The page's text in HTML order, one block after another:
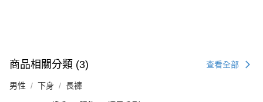
商品相關分類 (3) 查看全部
男性 下身 長褲